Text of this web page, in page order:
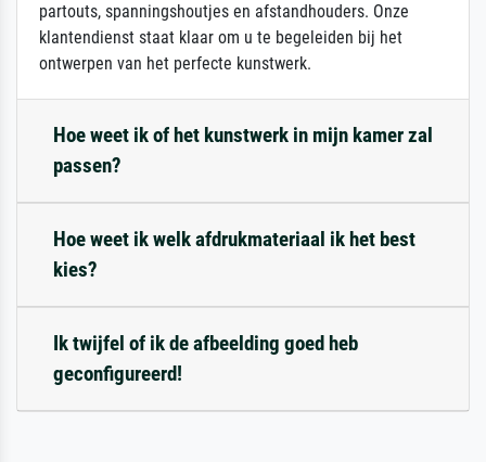
partouts, spanningshoutjes en afstandhouders. Onze
klantendienst staat klaar om u te begeleiden bij het
ontwerpen van het perfecte kunstwerk.
Hoe weet ik of het kunstwerk in mijn kamer zal
passen?
Hoe weet ik welk afdrukmateriaal ik het best
kies?
Ik twijfel of ik de afbeelding goed heb
geconfigureerd!